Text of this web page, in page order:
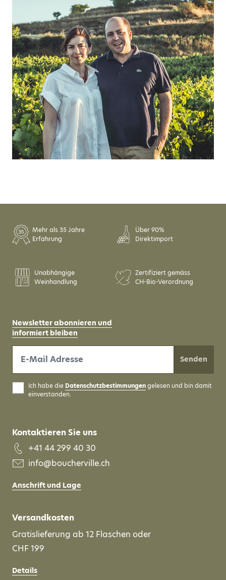
Mehr als 35 Jahre
Erfahrung
Über 90%
Direktimport
Unabhängige
Weinhandlung
Zertifiziert gemäss
CH-Bio-Verordnung
Kontaktieren Sie uns
+41 44 299 40 30
info@boucherville.ch
Anschrift und Lage
Versandkosten
Gratislieferung ab 12 Flaschen oder
CHF 199
Details
Newsletter abonnieren und
informiert bleiben
Senden
Ich habe die Datenschutzbestimmungengelesen und bin damit
einverstanden.